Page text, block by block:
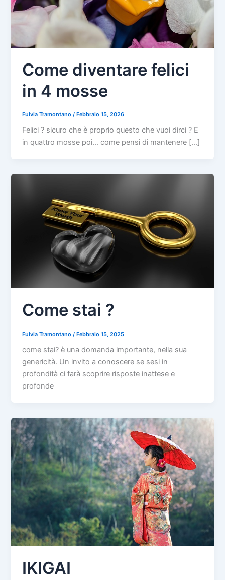
Come diventare felici
in 4 mosse
Fulvia Tramontano/Febbraio 15, 2026
Felici ? sicuro che è proprio questo che vuoi dirci ? E
in quattro mosse poi… come pensi di mantenere […]
Come stai ?
Fulvia Tramontano/Febbraio 15, 2025
come stai? è una domanda importante, nella sua
genericità. Un invito a conoscere se sesi in
profondità ci farà scoprire risposte inattese e
profonde
IKIGAI